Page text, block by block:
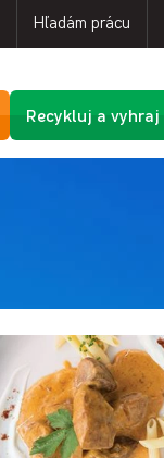
Hľadám prácu
Recykluj a vyhraj